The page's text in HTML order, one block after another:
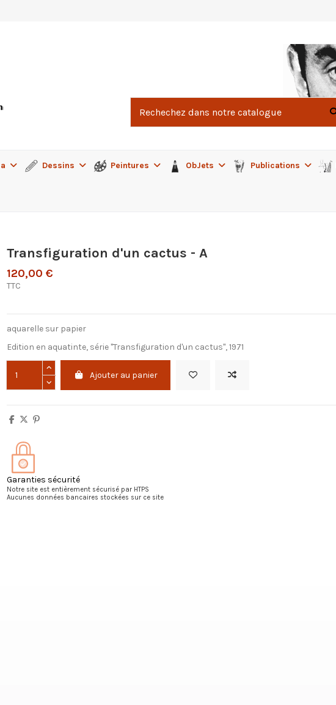
Dessins Peintures ObJets Publications
Transfiguration d'un cactus - A
120,00 €
TTC
aquarelle sur papier
Edition en aquatinte, série "Transfiguration d'un cactus", 1971
Ajouter au panier
Garanties sécurité
Notre site est entièrement sécurisé par HTPS
Aucunes données bancaires stockées sur ce site